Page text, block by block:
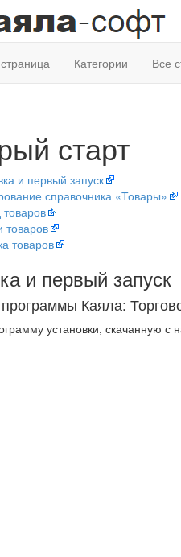
Категории Все
старт
и первый запуск
справочника «Товары»
товаров
товаров
и первый запуск
Каяла:
установки, скачанную с